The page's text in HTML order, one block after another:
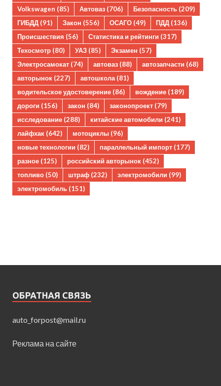
Volkswagen (85) Автоваз (706) Безопасность (209)
ГИБДД (91) Закон (556) ОСАГО (49) ПДД (136)
Происшествия (56) Статистика и рейтинги (317)
Техосмотр (80) УАЗ (85) Экзамен (57)
Электросамокат (74) автоваз (88) автозапчасти (68)
авторынок (227) автошкола(81)
водительское удостоверение (86) вождение (189)
дороги (156) закон (84) законопроект (79)
исследование (288) китайские автомобили (241)
лайфхак (642) мотоциклы (96)
новые технологии (82) параллельный импорт (177)
разное (125) российский авторынок (452)
топливо (50) штраф (232) электромобили (99)
электромобиль (151)
ОБРАТНАЯ СВЯЗЬ
auto_forpost@mail.ru
Реклама на сайте